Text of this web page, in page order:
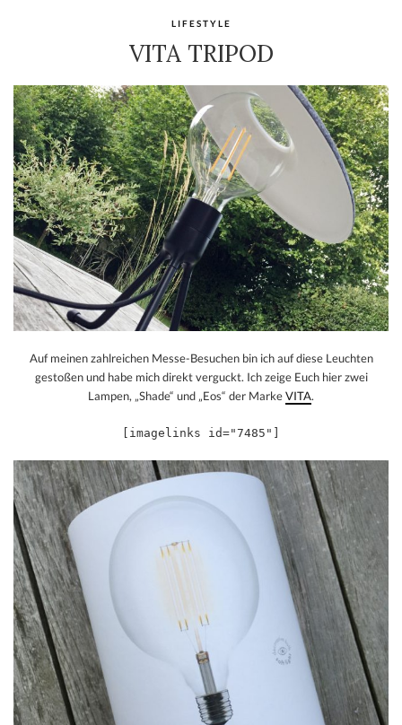
LIFESTYLE
VITA TRIPOD
Auf meinen zahlreichen Messe-Besuchen bin ich auf diese Leuchten
gestoßen und habe mich direkt verguckt. Ich zeige Euch hier zwei
Lampen, „Shade“ und „Eos“ der MarkeVITA.
[imagelinks id="7485"]